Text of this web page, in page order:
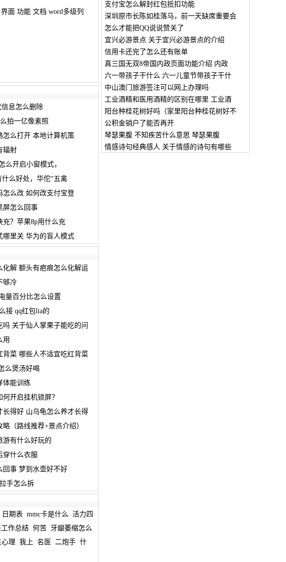
面 功能 文档 word多级列
信息怎么删除
拍一亿像素照
怎么打开 本地计算机策
辐射
么开启小窗模式，
什么好处，华佗“五禽
怎么改 如何改支付宝登
屏怎么回事
充？苹果8p用什么充
哪里关 华为的盲人模式
化解 额头有疤痕怎么化解运
够冷
量百分比怎么设置
接 qq红包lia的
吗 关于仙人掌果子能吃的问
用
背菜 哪些人不适宜吃红背菜
么煲汤好喝
体能训练
何开启挂机锁屏？
长得好 山乌龟怎么养才长得
（路线推荐+景点介绍）
游有什么好玩的
穿什么衣服
回事 梦到水壶好不好
手怎么拆
日期表 mmc卡是什么 活力四
作总结 何苦
牙龈萎缩怎么
心理 我上 名医 二炮手 什
支付宝怎么解封红包抵扣功能
深圳原市长陈如桂落马，前一天缺席重要会
怎么才能把QQ说说赞关了
宜兴必游景点 关于宜兴必游景点的介绍
信用卡还完了怎么还有账单
真三国无双8帝国内政页面功能介绍 内政
六一带孩子干什么 六一儿童节带孩子干什
中山澳门旅游签注可以网上办理吗
工业酒精和医用酒精的区别在哪里 工业酒
阳台种桂花树好吗（家里阳台种桂花树好不
公积金销户了能否再开
琴瑟果腹 不知疾苦什么意思 琴瑟果腹
情感诗句经典感人 关于情感的诗句有哪些